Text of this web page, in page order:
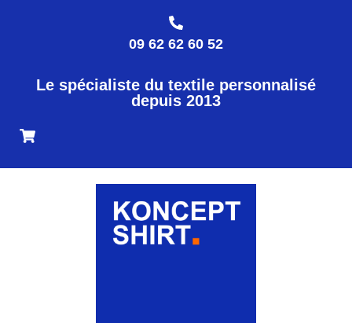
09 62 62 60 52
Le spécialiste du textile personnalisé
depuis 2013